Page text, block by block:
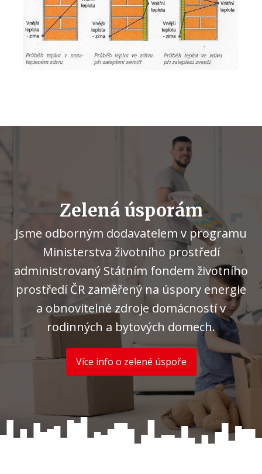
Zelená úsporám
Jsme odborným dodavatelem v programu
Ministerstva životního prostředí
administrovaný Státním fondem životního
prostředí ČR zaměřený na úspory energie
a obnovitelné zdroje domácností v
rodinných a bytových domech.
Více info o zelené úspoře